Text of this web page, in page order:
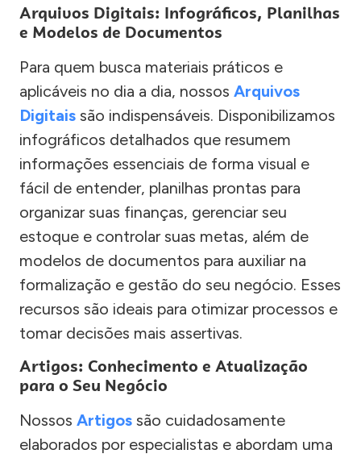
Arquivos Digitais: Infográficos, Planilhas
e Modelos de Documentos
Para quem busca materiais práticos e
aplicáveis no dia a dia, nossos Arquivos
Digitais são indispensáveis. Disponibilizamos
infográficos detalhados que resumem
informações essenciais de forma visual e
fácil de entender, planilhas prontas para
organizar suas finanças, gerenciar seu
estoque e controlar suas metas, além de
modelos de documentos para auxiliar na
formalização e gestão do seu negócio. Esses
recursos são ideais para otimizar processos e
tomar decisões mais assertivas.
Artigos: Conhecimento e Atualização
para o Seu Negócio
Nossos Artigos são cuidadosamente
elaborados por especialistas e abordam uma